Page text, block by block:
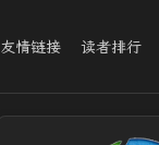
友情链接 读者排行